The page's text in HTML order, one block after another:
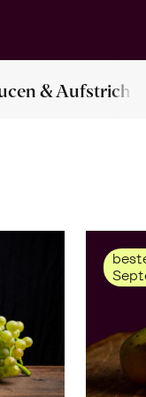
& Aufstriche